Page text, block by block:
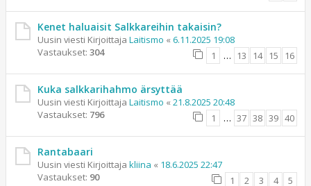
Kenet haluaisit Salkkareihin takaisin?
Uusin viesti Kirjoittaja Laitismo « 6.11.2025 19:08
Vastaukset: 304 1 … 13 14 15 16
Kuka salkkarihahmo ärsyttää
Uusin viesti Kirjoittaja Laitismo « 21.8.2025 20:48
Vastaukset: 796 1 … 37 38 39 40
Rantabaari
Uusin viesti Kirjoittaja kliina « 18.6.2025 22:47
Vastaukset: 90 1 2 3 4 5